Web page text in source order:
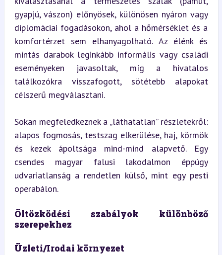
gyapjú, vászon) előnyösek, különösen nyáron vagy
diplomáciai fogadásokon, ahol a hőmérséklet és a
komfortérzet sem elhanyagolható. Az élénk és
mintás darabok leginkább informális vagy családi
eseményeken javasoltak, míg a hivatalos
találkozókra visszafogott, sötétebb alapokat
célszerű megválasztani.
Sokan megfeledkeznek a „láthatatlan” részletekről:
alapos fogmosás, testszag elkerülése, haj, körmök
és kezek ápoltsága mind-mind alapvető. Egy
csendes magyar falusi lakodalmon éppúgy
udvariatlanság a rendetlen külső, mint egy pesti
operabálon.
Öltözködési szabályok különböző
szerepekhez
Üzleti/Irodai környezet